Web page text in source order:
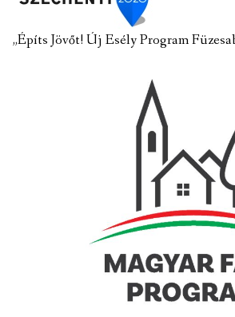
„Építs Jövőt! Új Esély Program